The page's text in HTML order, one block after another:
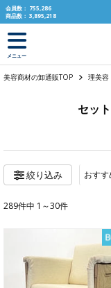
text.skipToContent
text.skipToNavigation
会員数： 755,286
商品数： 3,895,218
メニュー
美容商材の卸通販TOP 理美容
セッ
絞り込み おす
289件中 1～30件